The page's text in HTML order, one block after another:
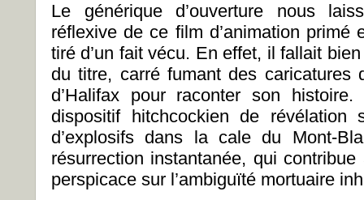
Le générique d’ouverture nous
réflexive de ce film d’animation primé
tiré d’un fait vécu. En effet, il fallait
du titre, carré fumant des caricatures
d’Halifax pour raconter son
dispositif hitchcockien de révélation
d’explosifs dans la cale du Mont-
résurrection instantanée, qui
perspicace sur l’ambiguïté mortuaire